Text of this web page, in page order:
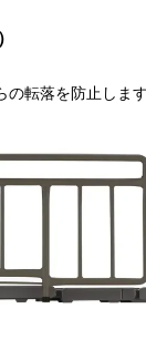
の転落を防止しま